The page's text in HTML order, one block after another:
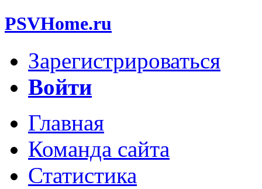
PSVHome.ru
Зарегистрироваться
Войти
Главная
Команда сайта
Статистика